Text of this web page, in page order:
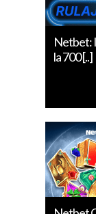
Netbet:
la 700 [..]